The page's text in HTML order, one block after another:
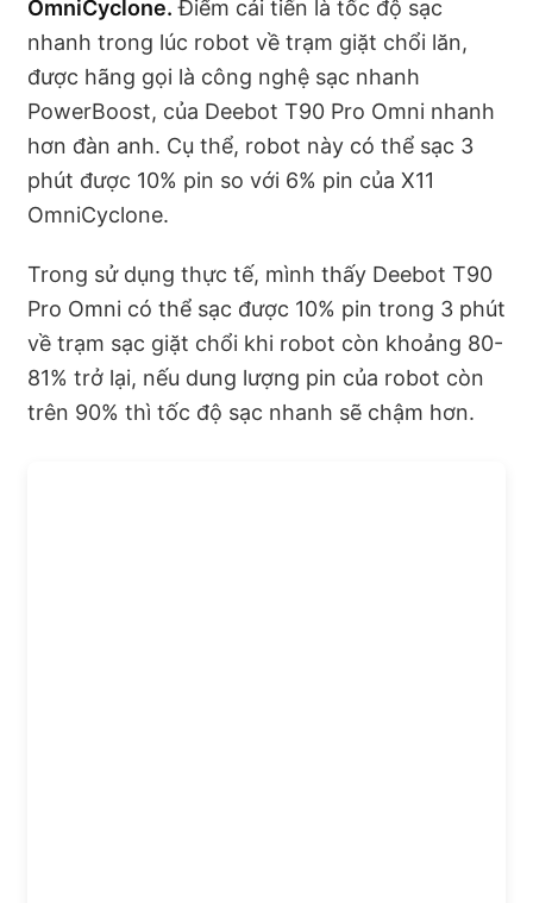
OmniCyclone. Điểm cải tiến là tốc độ sạc
nhanh trong lúc robot về trạm giặt chổi lăn,
được hãng gọi là công nghệ sạc nhanh
PowerBoost, của Deebot T90 Pro Omni nhanh
hơn đàn anh. Cụ thể, robot này có thể sạc 3
phút được 10% pin so với 6% pin của X11
OmniCyclone.
Trong sử dụng thực tế, mình thấy Deebot T90
Pro Omni có thể sạc được 10% pin trong 3 phút
về trạm sạc giặt chổi khi robot còn khoảng 80-
81% trở lại, nếu dung lượng pin của robot còn
trên 90% thì tốc độ sạc nhanh sẽ chậm hơn.